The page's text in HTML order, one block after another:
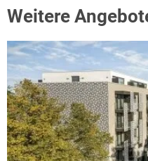
Weitere